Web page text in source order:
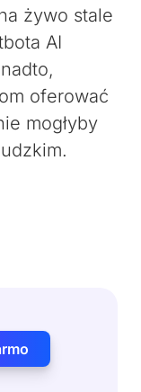
żywo stale
AI
oferować
mogłyby